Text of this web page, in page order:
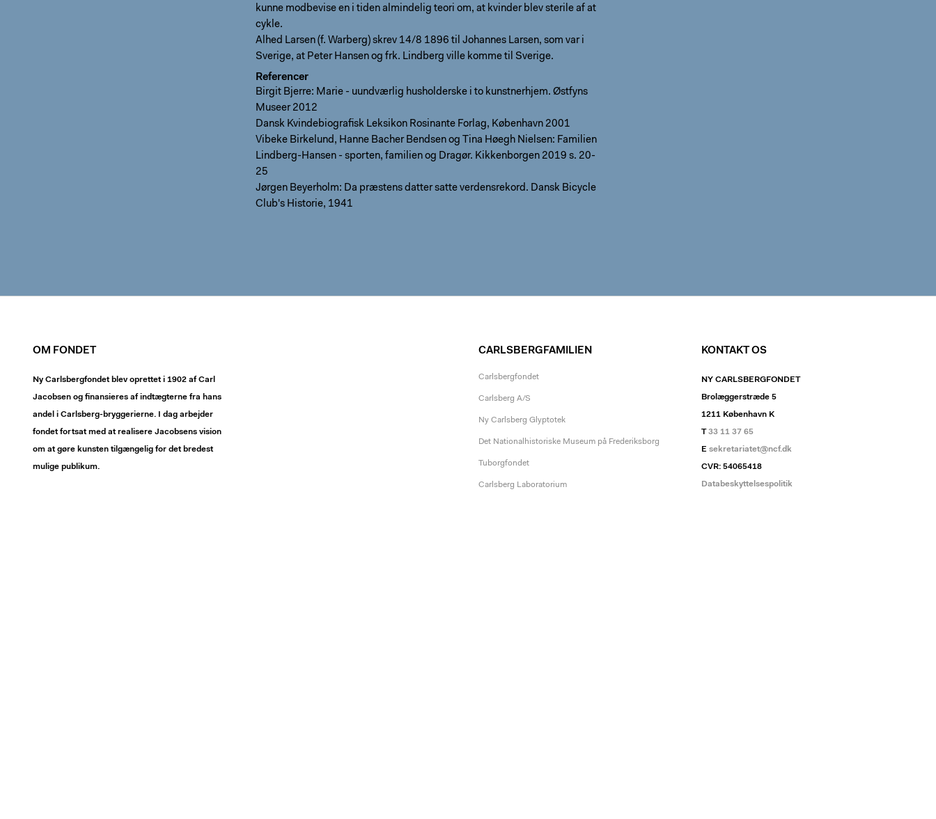
kunne modbevise en i tiden almindelig teori om, at kvinder blev sterile af at
cykle.
Alhed Larsen (f. Warberg) skrev 14/8 1896 til Johannes Larsen, som var i
Sverige, at Peter Hansen og frk. Lindberg ville komme til Sverige.
Referencer
Birgit Bjerre: Marie - uundværlig husholderske i to kunstnerhjem. Østfyns
Museer 2012
Dansk Kvindebiografisk Leksikon Rosinante Forlag, København 2001
Vibeke Birkelund, Hanne Bacher Bendsen og Tina Høegh Nielsen: Familien
Lindberg-Hansen - sporten, familien og Dragør. Kikkenborgen 2019 s. 20-
25
Jørgen Beyerholm: Da præstens datter satte verdensrekord. Dansk Bicycle
Club's Historie, 1941
OM FONDET
Ny Carlsbergfondet blev oprettet i 1902 af Carl
Jacobsen og finansieres af indtægterne fra hans
andel i Carlsberg-bryggerierne. I dag arbejder
fondet fortsat med at realisere Jacobsens vision
om at gøre kunsten tilgængelig for det bredest
mulige publikum.
CARLSBERGFAMILIEN
Carlsbergfondet
Carlsberg A/S
Ny Carlsberg Glyptotek
Det Nationalhistoriske Museum på Frederiksborg
Tuborgfondet
Carlsberg Laboratorium
KONTAKT OS
NY CARLSBERGFONDET
Brolæggerstræde 5
1211 København K
T33 11 37 65
E sekretariatet@ncf.dk
CVR: 54065418
Databeskyttelsespolitik